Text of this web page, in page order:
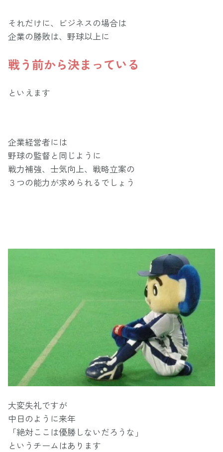
それだけに、ビジネスの場合は
企業の勝敗は、野球以上に
戦う前から決まっている
といえます
企業経営者には
野球の監督と同じように
戦力補強、士気向上、戦略立案の
３つの能力が求められるでしょう
大変失礼ですが
中日のように来年
「絶対ここは優勝しないだろうな」
というチームはあります